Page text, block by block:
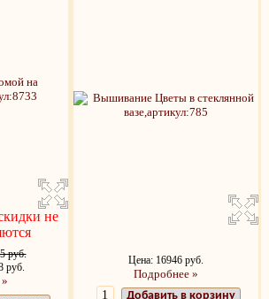
не
руб.
руб.
Цена: 16946 руб.
Подробнее »
Добавить в корзину